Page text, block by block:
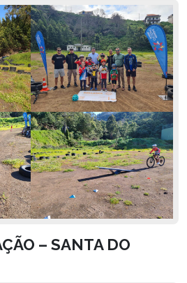
– SANTA DO